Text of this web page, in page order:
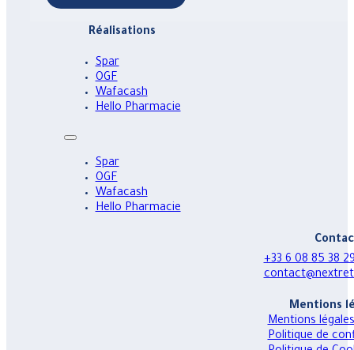
Réalisations
Spar
OGF
Wafacash
Hello Pharmacie
Spar
OGF
Wafacash
Hello Pharmacie
+33 6 08 85 38
Mentions
Mentions légales
Politique de